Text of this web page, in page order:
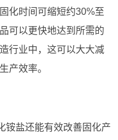
化时间可缩短约30%至
可以更快地达到所需的
行业中，这可以大大减
产效率。
铵盐还能有效改善固化产